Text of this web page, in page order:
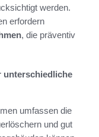
werden.
erfordern
, die präventiv
unterschiedliche
umfassen die
und gut